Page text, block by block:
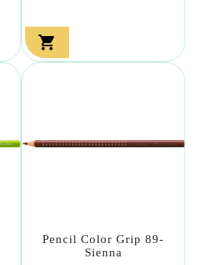

Pencil Color Grip 89-
Sienna